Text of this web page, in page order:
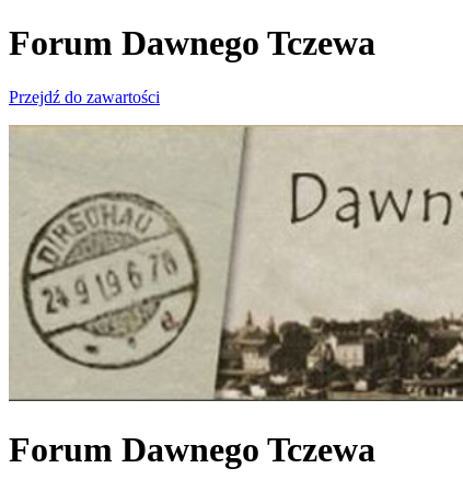
Forum Dawnego Tczewa
Przejdź do zawartości
Forum Dawnego Tczewa